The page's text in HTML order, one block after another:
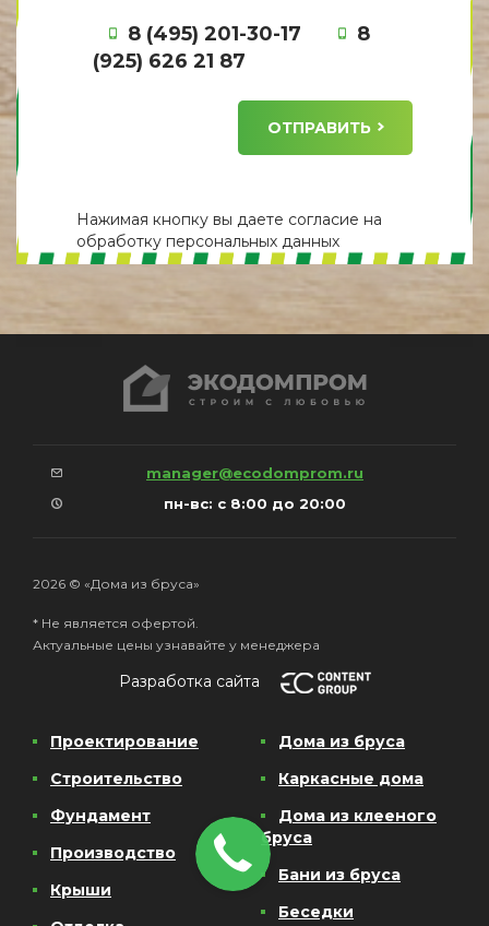
8 (495) 201-30-17
8
(925) 626 21 87
ОТПРАВИТЬ
Нажимая кнопку вы даете согласие на
обработку персональных данных
manager@ecodomprom.ru
пн-вс: с 8:00 до 20:00
2026 © «Дома из бруса»
* Не является офертой.
Актуальные цены узнавайте у менеджера
Разработка сайта
Проектирование
Строительство
Фундамент
Производство
Крыши
Дома из бруса
Каркасные дома
Дома из клееного
бруса
Бани из бруса
Беседки